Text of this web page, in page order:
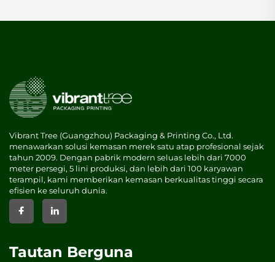
Vibrant Tree (Guangzhou) Packaging & Printing Co., Ltd.
menawarkan solusi kemasan merek satu atap profesional sejak
tahun 2009. Dengan pabrik modern seluas lebih dari 7000
meter persegi, 5 lini produksi, dan lebih dari 100 karyawan
terampil, kami memberikan kemasan berkualitas tinggi secara
efisien ke seluruh dunia.
Tautan Berguna